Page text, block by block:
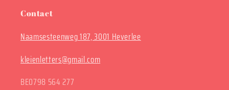
Contact
Naamsesteenweg 187, 3001 Heverlee
kleienletters@gmail.com
BE0798 564 277